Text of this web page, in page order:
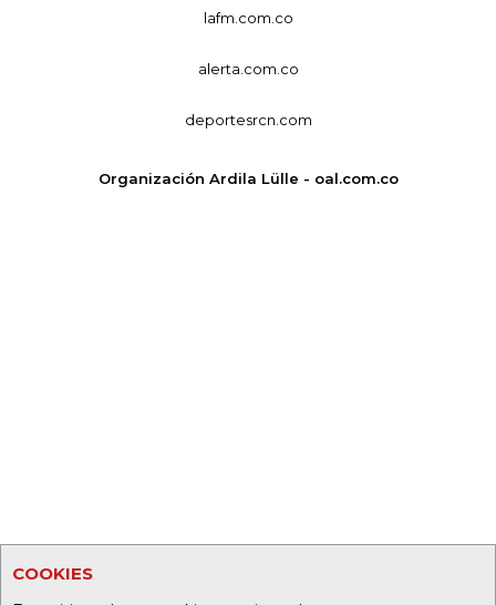
COOKIES
lafm.com.co
alerta.com.co
deportesrcn.com
Organización Ardila Lülle - oal.com.co